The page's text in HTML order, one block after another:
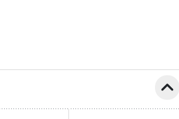
expand_less